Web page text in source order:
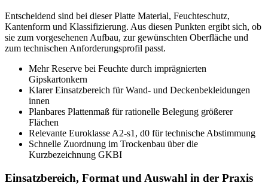
Entscheidend sind bei dieser Platte Material, Feuchteschutz,
Kantenform und Klassifizierung. Aus diesen Punkten ergibt sich, ob
sie zum vorgesehenen Aufbau, zur gewünschten Oberfläche und
zum technischen Anforderungsprofil passt.
Mehr Reserve bei Feuchte durch imprägnierten
Gipskartonkern
Klarer Einsatzbereich für Wand- und Deckenbekleidungen
innen
Planbares Plattenmaß für rationelle Belegung größerer
Flächen
Relevante Euroklasse A2-s1, d0 für technische Abstimmung
Schnelle Zuordnung im Trockenbau über die
Kurzbezeichnung GKBI
Einsatzbereich, Format und Auswahl in der Praxis